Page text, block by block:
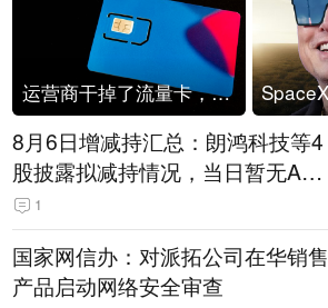
运营商干掉了流量卡，他们真的玩不起了
8月6日增减持汇总：朗鸿科技等4
股披露拟减持情况，当日暂无A股
公司披露拟增持情况（表）
1
国家网信办：对派拓公司在华销售
产品启动网络安全审查